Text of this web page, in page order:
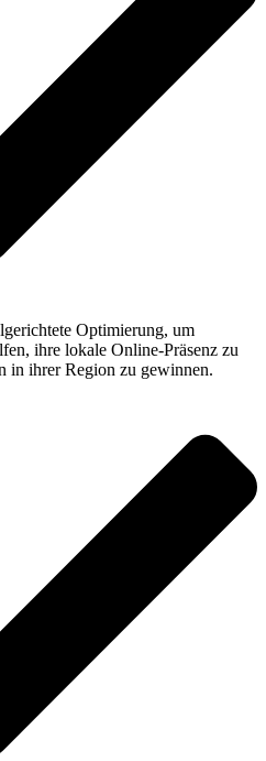
Optimierung, um
ihre lokale Online-Präsenz zu
in ihrer Region zu gewinnen.